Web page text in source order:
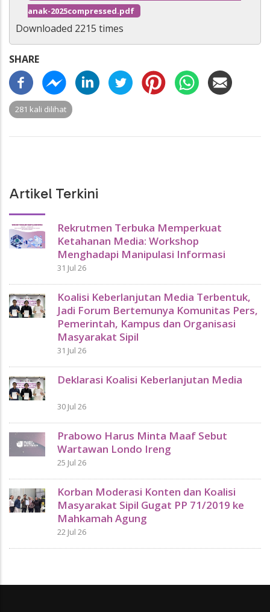
anak-2025compressed.pdf
Downloaded 2215 times
SHARE
281 kali dilihat
Artikel Terkini
Rekrutmen Terbuka Memperkuat
Ketahanan Media: Workshop
Menghadapi Manipulasi Informasi
31 Jul 26
Koalisi Keberlanjutan Media Terbentuk,
Jadi Forum Bertemunya Komunitas Pers,
Pemerintah, Kampus dan Organisasi
Masyarakat Sipil
31 Jul 26
Deklarasi Koalisi Keberlanjutan Media
30 Jul 26
Prabowo Harus Minta Maaf Sebut
Wartawan Londo Ireng
25 Jul 26
Korban Moderasi Konten dan Koalisi
Masyarakat Sipil Gugat PP 71/2019 ke
Mahkamah Agung
22 Jul 26